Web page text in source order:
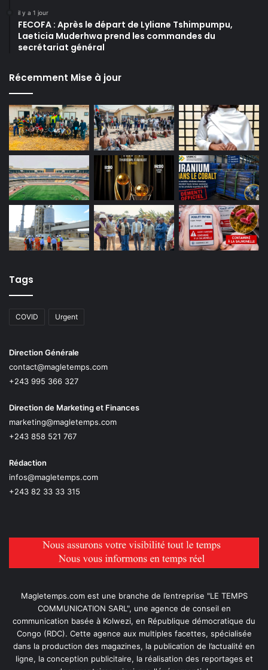
il y a 1 jour
FECOFA : Après le départ de Lyliane Tshimpumpu,
Laeticia Muderhwa prend les commandes du
secrétariat général
Récemment Mise à jour
Tags
COVID Urgent
Direction Générale
contact@magletemps.com
+243 995 366 327
Direction de Marketing et Finances
marketing@magletemps.com
+243 858 521 767
Rédaction
infos@magletemps.com
+243 82 33 33 315
Magletemps.com est une branche de l’entreprise "LE TEMPS
COMMUNICATION SARL", une agence de conseil en
communication basée à Kolwezi, en République démocratique du
Congo (RDC). Cette agence aux multiples facettes, spécialisée
dans la production des magazines, la publication de l’actualité en
ligne, la conception publicitaire, la réalisation des reportages et